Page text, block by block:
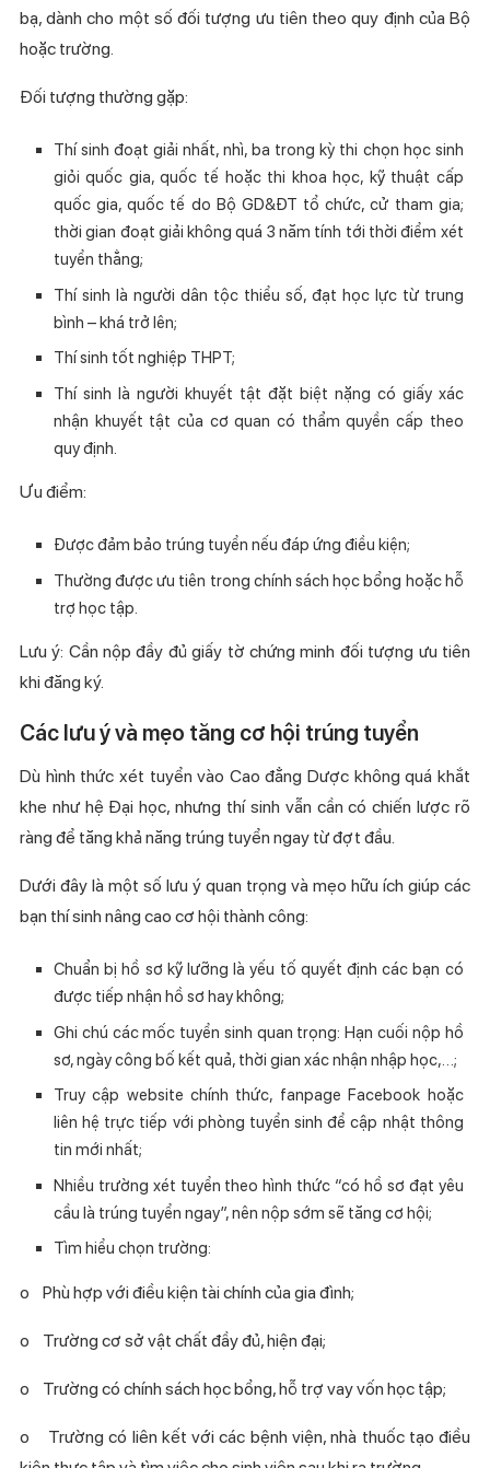
bạ, dành cho một số đối tượng ưu tiên theo quy định của Bộ
hoặc trường.
Đối tượng thường gặp:
Thí sinh đoạt giải nhất, nhì, ba trong kỳ thi chọn học sinh
giỏi quốc gia, quốc tế hoặc thi khoa học, kỹ thuật cấp
quốc gia, quốc tế do Bộ GD&ĐT tổ chức, cử tham gia;
thời gian đoạt giải không quá 3 năm tính tới thời điểm xét
tuyển thẳng;
Thí sinh là người dân tộc thiểu số, đạt học lực từ trung
bình – khá trở lên;
Thí sinh tốt nghiệp THPT;
Thí sinh là người khuyết tật đặt biệt nặng có giấy xác
nhận khuyết tật của cơ quan có thẩm quyền cấp theo
quy định.
Ưu điểm:
Được đảm bảo trúng tuyển nếu đáp ứng điều kiện;
Thường được ưu tiên trong chính sách học bổng hoặc hỗ
trợ học tập.
Lưu ý: Cần nộp đầy đủ giấy tờ chứng minh đối tượng ưu tiên
khi đăng ký.
Các lưu ý và mẹo tăng cơ hội trúng tuyển
Dù hình thức xét tuyển vào Cao đẳng Dược không quá khắt
khe như hệ Đại học, nhưng thí sinh vẫn cần có chiến lược rõ
ràng để tăng khả năng trúng tuyển ngay từ đợt đầu.
Dưới đây là một số lưu ý quan trọng và mẹo hữu ích giúp các
bạn thí sinh nâng cao cơ hội thành công:
Chuẩn bị hồ sơ kỹ lưỡng là yếu tố quyết định các bạn có
được tiếp nhận hồ sơ hay không;
Ghi chú các mốc tuyển sinh quan trọng: Hạn cuối nộp hồ
sơ, ngày công bố kết quả, thời gian xác nhận nhập học,…;
Truy cập website chính thức, fanpage Facebook hoặc
liên hệ trực tiếp với phòng tuyển sinh để cập nhật thông
tin mới nhất;
Nhiều trường xét tuyển theo hình thức “có hồ sơ đạt yêu
cầu là trúng tuyển ngay”, nên nộp sớm sẽ tăng cơ hội;
Tìm hiểu chọn trường:
o Phù hợp với điều kiện tài chính của gia đình;
o Trường cơ sở vật chất đầy đủ, hiện đại;
o Trường có chính sách học bổng, hỗ trợ vay vốn học tập;
o
Trường có liên kết với các bệnh viện, nhà thuốc tạo điều